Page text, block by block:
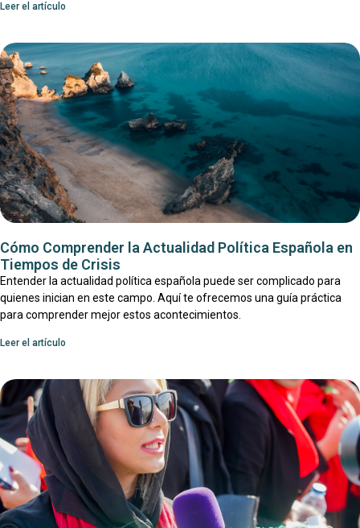
Leer el artículo
Cómo Comprender la Actualidad Política Española en
Tiempos de Crisis
Entender la actualidad política española puede ser complicado para
quienes inician en este campo. Aquí te ofrecemos una guía práctica
para comprender mejor estos acontecimientos.
Leer el artículo